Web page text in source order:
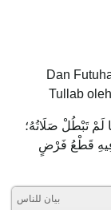
Dan
Tullab
لَمْ تَبْطُلْ صَلَاتُهُ؛
فِيهِ قَطْعُ فَرْضٍ
بيان للناس